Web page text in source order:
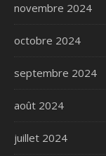
novembre 2024
octobre 2024
septembre 2024
août 2024
juillet 2024